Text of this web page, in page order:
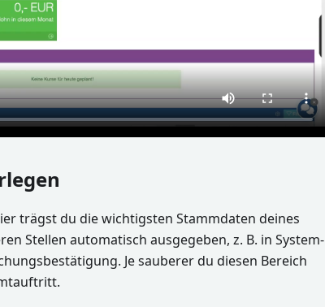
trägst du die wichtigsten Stammdaten deines
Stellen automatisch ausgegeben, z. B. in System-
Je sauberer du diesen Bereich